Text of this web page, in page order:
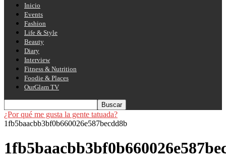
Inicio
Events
Fashion
Life & Style
Beauty
Diary
Interview
Fitness & Nutrition
Foodie & Places
OurGlam TV
¿Por qué me gusta la gente tatuada?
1fb5baacbb3bf0b660026e587becdd8b